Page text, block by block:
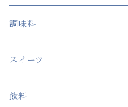
調味料
スイーツ
飲料